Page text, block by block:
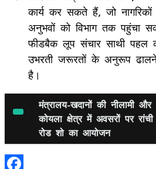
कार्य कर सकते हैं, जो
अनुभवों को विभाग तक पहुंचा
फीडबैक लूप संचार साथी
उभरती जरूरतों के अनुरूप
है।
मंत्रालय-खदानों की नीलामी और
कोयला क्षेत्र में अवसरों पर
रोड शो का आयोजन